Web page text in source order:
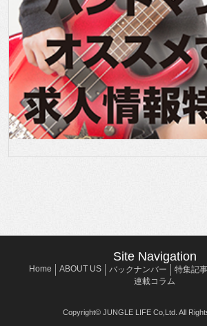
Site Navigation
Home ABOUT US バックナンバー 特集記事
連載コラム
Copyright© JUNGLE LIFE Co,Ltd. All